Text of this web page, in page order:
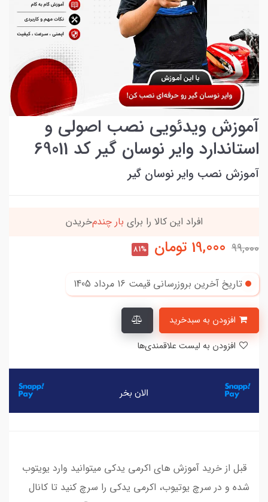
آموزش ویدئویی نصب اصولی و
استاندارد وایر نوسان گیر کد 69011
آموزش نصب وایر نوسان گیر
90٪ خریداران ،از این محصول راضی بودن
99,000
19,000 تومان 81%
تاریخ آخرین بروزرسانی قیمت 16 مرداد 1405
​​​​ قبل از خرید آموزش های اکرمی یدکی میتوانید وارد یویتوب
شده و در سرچ یوتیوب، اکرمی یدکی را سرچ کنید تا کانال